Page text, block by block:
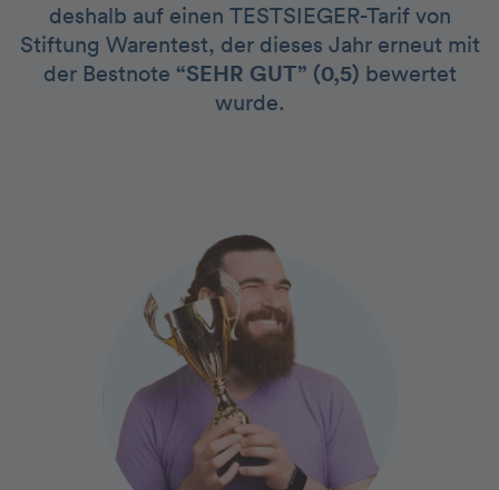
deshalb auf einen TESTSIEGER-Tarif von
Stiftung Warentest, der dieses Jahr erneut mit
der Bestnote “SEHR GUT” (0,5) bewertet
wurde.